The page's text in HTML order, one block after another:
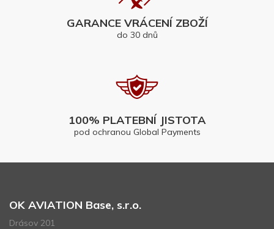
GARANCE VRÁCENÍ ZBOŽÍ
do 30 dnů
100% PLATEBNÍ JISTOTA
pod ochranou Global Payments
OK AVIATION Base, s.r.o.
Drásov 201